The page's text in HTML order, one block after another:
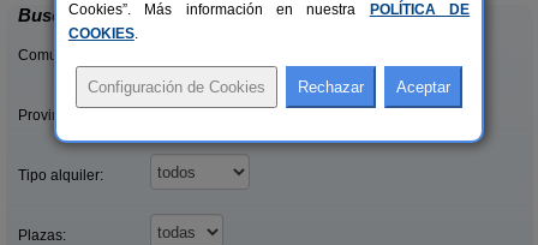
Buscar
Comunidades:
Provincias/Islas:
Tipo alquiler:
Plazas:
Cookies”. Más información en nuestra
POLÍTICA DE
COOKIES.